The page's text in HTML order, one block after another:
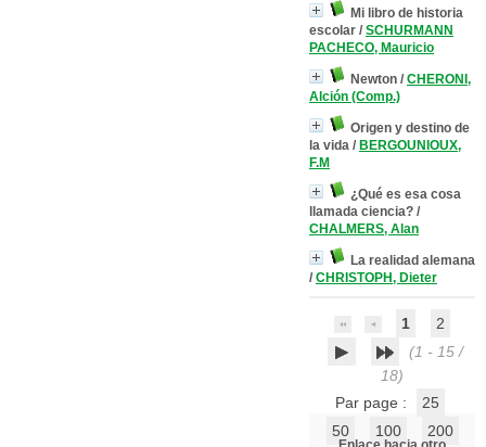
Mi libro de historia
escolar / SCHURMANN
PACHECO, Mauricio
Newton / CHERONI,
Alción (Comp.)
Origen y destino de
la vida / BERGOUNIOUX,
F.M
¿Qué es esa cosa
llamada ciencia? /
CHALMERS, Alan
La realidad alemana
/ CHRISTOPH, Dieter
1
2
(1 - 15 /
18)
Par page :
25
50
100 200